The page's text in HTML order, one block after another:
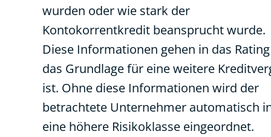
wurden oder wie stark der
Kontokorrentkredit beansprucht wurde.
Diese Informationen gehen in das
das Grundlage für eine weitere
ist. Ohne diese Informationen wird der
betrachtete Unternehmer automatisch
eine höhere Risikoklasse eingeordnet.